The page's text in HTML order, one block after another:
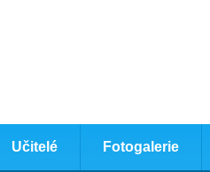
Učitelé Fotogalerie